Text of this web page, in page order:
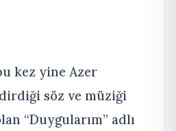
kez yine Azer
söz ve müziği
“Duygularım” adlı